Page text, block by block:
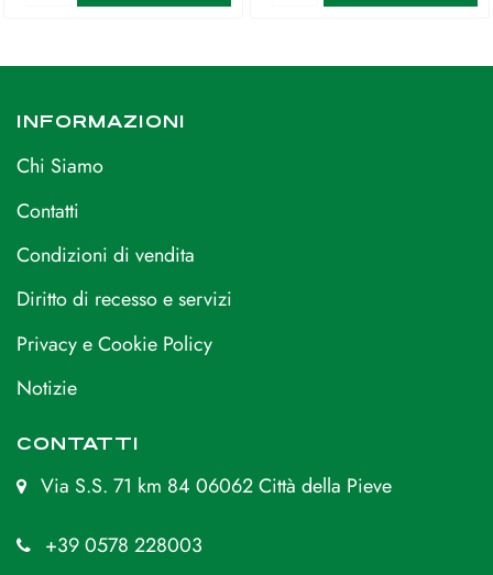
INFORMAZIONI
Chi Siamo
Contatti
Condizioni di vendita
Diritto di recesso e servizi
Privacy e Cookie Policy
Notizie
CONTATTI
Via S.S. 71 km 84 06062 Città della Pieve
+39 0578 228003